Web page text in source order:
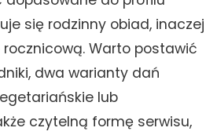
się rodzinny obiad, inaczej
Warto postawić
dwa warianty dań
lub
czytelną formę serwisu,